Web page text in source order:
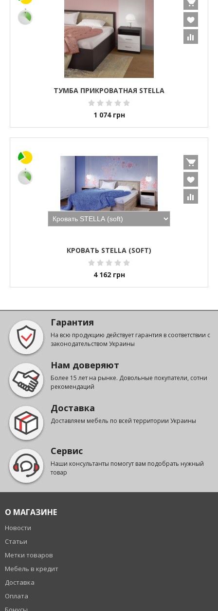
ТУМБА ПРИКРОВАТНАЯ STELLA
1 074 грн
КРОВАТЬ STELLA (SOFT)
4 162 грн
Гарантия
На всю продукцию действует гарантия в соответствии с
законодательством Украины
Нам доверяют
Более 15 лет на рынке. Довольные покупатели, сотни
рекомендаций
Доставка
Доставляем мебель по всей территории Украины
Сервис
Наши консультанты помогут вам подобрать нужный
товар
О МАГАЗИНЕ
Новости
Статьи
Метки товаров
Мебель в кредит
Доставка
Оплата